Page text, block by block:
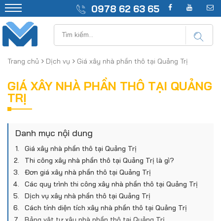
0978 62 63 65
Trang chủ Dịch vụ Giá xây nhà phần thô tại Quảng Trị
GIÁ XÂY NHÀ PHẦN THÔ TẠI QUẢNG
TRỊ
Danh mục nội dung
Giá xây nhà phần thô tại Quảng Trị
Thi công xây nhà phần thô tại Quảng Trị là gì?
Đơn giá xây nhà phần thô tại Quảng Trị
Các quy trình thi công xây nhà phần thô tại Quảng Trị
Dịch vụ xây nhà phần thô tại Quảng Trị
Cách tính diện tích xây nhà phần thô tại Quảng Trị